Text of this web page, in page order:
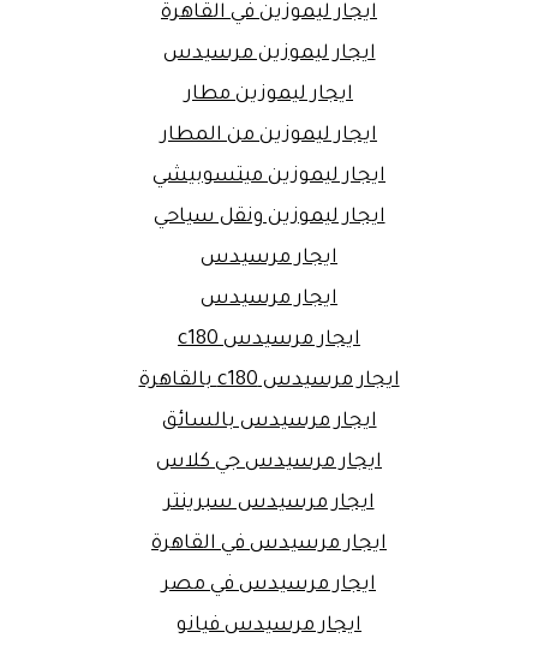
ايجار ليموزين في القاهرة
ايجار ليموزين مرسيدس
ايجار ليموزين مطار
ايجار ليموزين من المطار
ايجار ليموزين ميتسوبيشي
ايجار ليموزين ونقل سياحي
ايجار مرسيدس
ايجار مرسيدس
ايجار مرسيدس c180
ايجار مرسيدس c180 بالقاهرة
ايجار مرسيدس بالسائق
ايجار مرسيدس جي كلاس
ايجار مرسيدس سبرينتر
ايجار مرسيدس في القاهرة
ايجار مرسيدس في مصر
ايجار مرسيدس فيانو